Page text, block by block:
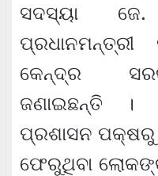
ସଦସ୍ୟା
କେନ୍ଦ୍ର
ଜଣାଇଛନ୍ତି ।
ପ୍ରଶାସନ ପକ୍ଷରୁ
ଫେରୁଥିବା